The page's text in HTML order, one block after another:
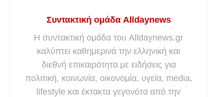
Συντακτική ομάδα Alldaynews
Η συντακτική ομάδα του Alldaynews.gr
καλύπτει καθημερινά την ελληνική και
διεθνή επικαιρότητα με ειδήσεις για
πολιτική, κοινωνία, οικονομία, υγεία, media,
lifestyle και έκτακτα γεγονότα από την